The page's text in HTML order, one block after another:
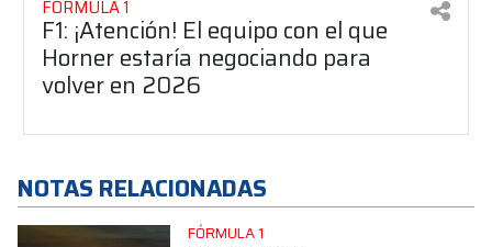
FÓRMULA 1
F1: ¡Atención! El equipo con el que
Horner estaría negociando para
volver en 2026
NOTAS RELACIONADAS
FÓRMULA 1